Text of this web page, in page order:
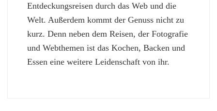
Entdeckungsreisen durch das Web und die
Welt. Außerdem kommt der Genuss nicht zu
kurz. Denn neben dem Reisen, der Fotografie
und Webthemen ist das Kochen, Backen und
Essen eine weitere Leidenschaft von ihr.